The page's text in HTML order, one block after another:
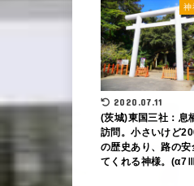
神
2020.07.11
(茨城)東国三社：息
訪問。小さいけど
の歴史あり、路の安
てくれる神様。